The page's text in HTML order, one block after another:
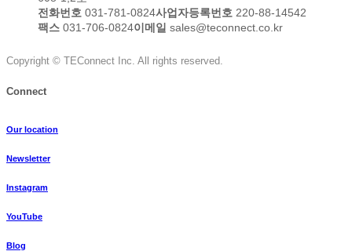
전화번호 031-781-0824사업자등록번호 220-88-14542
팩스 031-706-0824이메일 sales@teconnect.co.kr
Copyright © TEConnect Inc. All rights reserved.
Connect
Our location
Newsletter
Instagram
YouTube
Blog